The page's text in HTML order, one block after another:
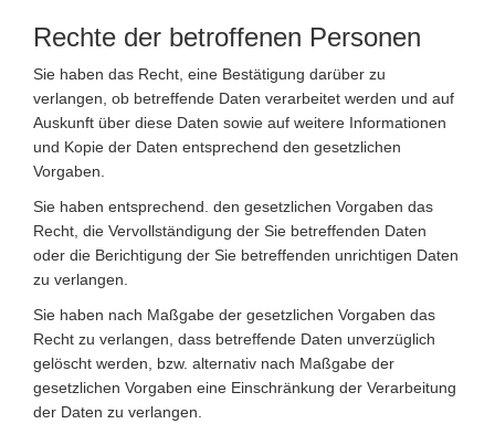
Rechte der betroffenen Personen
Sie haben das Recht, eine Bestätigung darüber zu
verlangen, ob betreffende Daten verarbeitet werden und auf
Auskunft über diese Daten sowie auf weitere Informationen
und Kopie der Daten entsprechend den gesetzlichen
Vorgaben.
Sie haben entsprechend. den gesetzlichen Vorgaben das
Recht, die Vervollständigung der Sie betreffenden Daten
oder die Berichtigung der Sie betreffenden unrichtigen Daten
zu verlangen.
Sie haben nach Maßgabe der gesetzlichen Vorgaben das
Recht zu verlangen, dass betreffende Daten unverzüglich
gelöscht werden, bzw. alternativ nach Maßgabe der
gesetzlichen Vorgaben eine Einschränkung der Verarbeitung
der Daten zu verlangen.